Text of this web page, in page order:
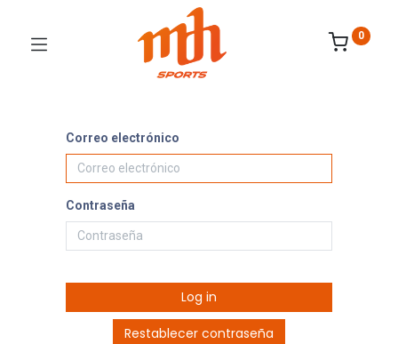
0
Correo electrónico
Contraseña
Log in
Restablecer contraseña